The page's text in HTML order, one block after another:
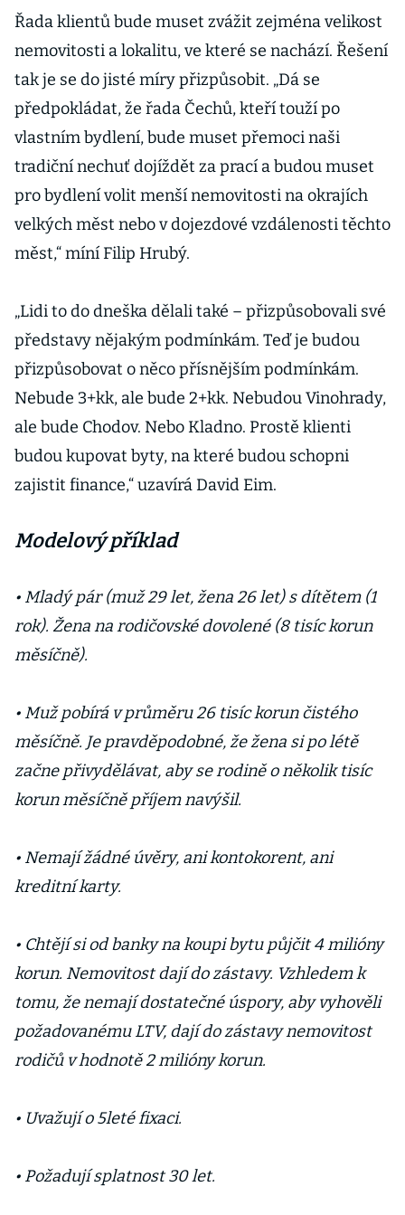
Řada klientů bude muset zvážit zejména velikost
nemovitosti a lokalitu, ve které se nachází. Řešení
tak je se do jisté míry přizpůsobit. „Dá se
předpokládat, že řada Čechů, kteří touží po
vlastním bydlení, bude muset přemoci naši
tradiční nechuť dojíždět za prací a budou muset
pro bydlení volit menší nemovitosti na okrajích
velkých měst nebo v dojezdové vzdálenosti těchto
měst,“ míní Filip Hrubý.
„Lidi to do dneška dělali také – přizpůsobovali své
představy nějakým podmínkám. Teď je budou
přizpůsobovat o něco přísnějším podmínkám.
Nebude 3+kk, ale bude 2+kk. Nebudou Vinohrady,
ale bude Chodov. Nebo Kladno. Prostě klienti
budou kupovat byty, na které budou schopni
zajistit finance,“ uzavírá David Eim.
Modelový příklad
• Mladý pár (muž 29 let, žena 26 let) s dítětem (1
rok). Žena na rodičovské dovolené (8 tisíc korun
měsíčně).
• Muž pobírá v průměru 26 tisíc korun čistého
měsíčně. Je pravděpodobné, že žena si po létě
začne přivydělávat, aby se rodině o několik tisíc
korun měsíčně příjem navýšil.
• Nemají žádné úvěry, ani kontokorent, ani
kreditní karty.
• Chtějí si od banky na koupi bytu půjčit 4 milióny
korun. Nemovitost dají do zástavy. Vzhledem k
tomu, že nemají dostatečné úspory, aby vyhověli
požadovanému LTV, dají do zástavy nemovitost
rodičů v hodnotě 2 milióny korun.
• Uvažují o 5leté fixaci.
• Požadují splatnost 30 let.